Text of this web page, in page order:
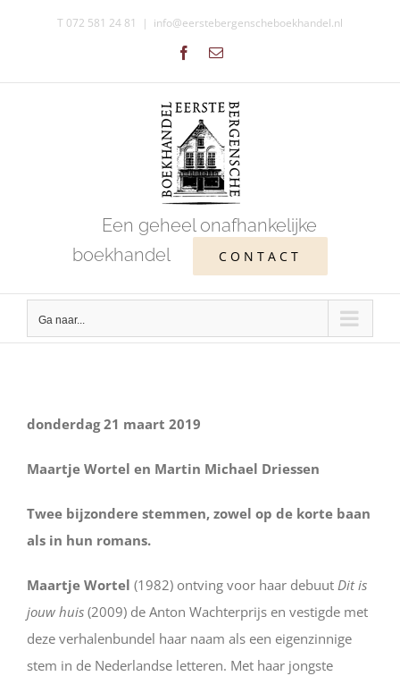
T 072 581 24 81 | info@eerstebergenscheboekhandel.nl
Facebook
E-
Een geheel onafhankelijke
boekhandel
CONTACT
Ga naar...
donderdag 21 maart 2019
Maartje Wortel en Martin Michael Driessen
Twee bijzondere stemmen, zowel op de korte baan
als in hun romans.
Maartje Wortel (1982) ontving voor haar debuut Dit is
jouw huis (2009) de Anton Wachterprijs en vestigde met
deze verhalenbundel haar naam als een eigenzinnige
stem in de Nederlandse letteren. Met haar jongste